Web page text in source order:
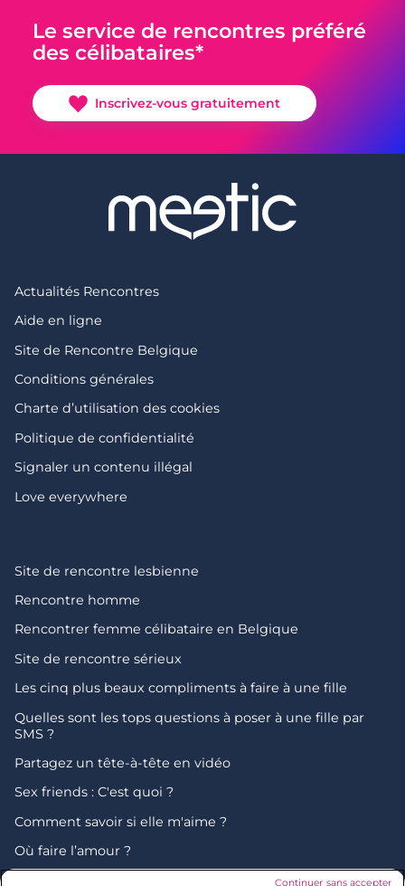
Le service de rencontres préféré
des célibataires*
Inscrivez-vous gratuitement
Actualités Rencontres
Aide en ligne
Site de Rencontre Belgique
Conditions générales
Charte d’utilisation des cookies
Politique de confidentialité
Signaler un contenu illégal
Love everywhere
Site de rencontre lesbienne
Rencontre homme
Rencontrer femme célibataire en Belgique
Site de rencontre sérieux
Les cinq plus beaux compliments à faire à une fille
Quelles sont les tops questions à poser à une fille par
SMS ?
Partagez un tête-à-tête en vidéo
Sex friends : C'est quoi ?
Comment savoir si elle m'aime ?
Où faire l’amour ?
Continuer sans accepter